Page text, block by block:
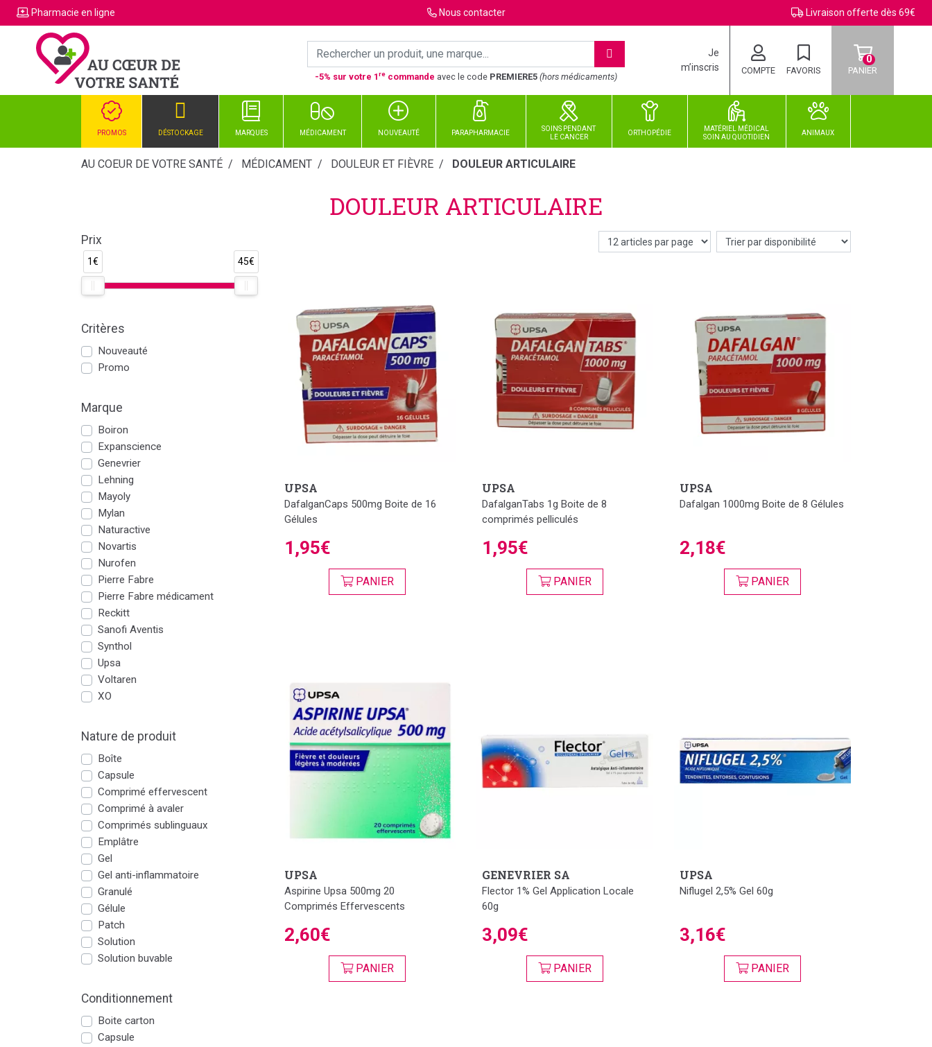
Pharmacie en ligne Nous contacter Livraison offerte dès 69€
-5% sur votre 1re commande avec le code PREMIERE5 (hors médicaments)
Je
m’inscris
COMPTE FAVORIS PANIER
0
PROMOS DÉSTOCKAGE MARQUES MÉDICAMENT NOUVEAUTÉ PARAPHARMACIE
SOINS PENDANT
LE CANCER
ORTHOPÉDIE
MATÉRIEL MÉDICAL
SOINAUQUOTIDIEN
ANIMAUX
AU COEUR DE VOTRE SANTÉ MÉDICAMENT DOULEUR ET FIÈVRE DOULEUR ARTICULAIRE
DOULEUR ARTICULAIRE
Prix
1€ 45€
Critères
Nouveauté
Promo
Marque
Boiron
Expanscience
Genevrier
Lehning
Mayoly
Mylan
Naturactive
Novartis
Nurofen
Pierre Fabre
Pierre Fabre médicament
Reckitt
Sanofi Aventis
Synthol
Upsa
Voltaren
XO
Nature de produit
Boîte
Capsule
Comprimé effervescent
Comprimé à avaler
Comprimés sublinguaux
Emplâtre
Gel
Gel anti-inflammatoire
Granulé
Gélule
Patch
Solution
Solution buvable
Conditionnement
Boite carton
Capsule
UPSA
DafalganCaps 500mg Boite de 16
Gélules
1,95€
PANIER
UPSA
DafalganTabs 1g Boite de 8
comprimés pelliculés
1,95€
PANIER
UPSA
Dafalgan 1000mg Boite de 8 Gélules
2,18€
PANIER
UPSA
Aspirine Upsa 500mg 20
Comprimés Effervescents
2,60€
PANIER
GENEVRIER SA
Flector 1% Gel Application Locale
60g
3,09€
PANIER
UPSA
Niflugel 2,5% Gel 60g
3,16€
PANIER